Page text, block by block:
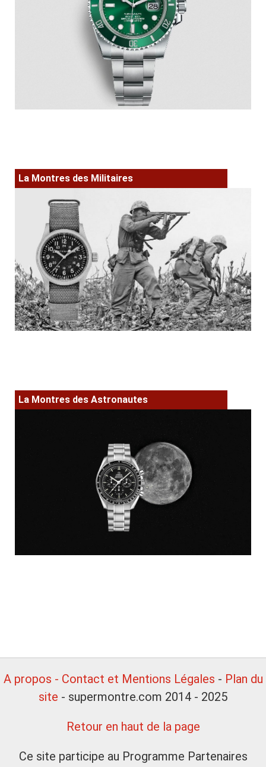
La Montres des Militaires
La Montres des Astronautes
A propos - Contact et Mentions Légales - Plan du
site - supermontre.com 2014 - 2025
Retour en haut de la page
Ce site participe au Programme Partenaires